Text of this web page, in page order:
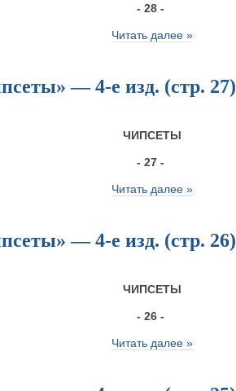
- 28 -
Читать далее »
— 4-е изд. (стр. 27)
ЧИПСЕТЫ
- 27 -
Читать далее »
— 4-е изд. (стр. 26)
ЧИПСЕТЫ
- 26 -
Читать далее »